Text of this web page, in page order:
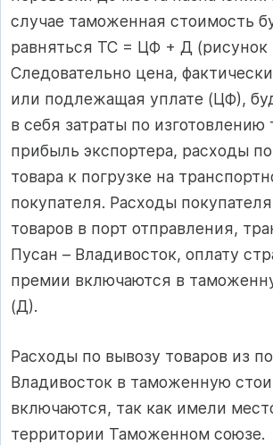
случае таможенная стоимость
равняться ТС = ЦФ + Д (рисунок
Следовательно цена,
или подлежащая уплате (ЦФ),
в себя затраты по изготовлению
прибыль экспортера, расходы
товара к погрузке на
покупателя. Расходы
товаров в порт отправления,
Пусан – Владивосток, оплату
премии включаются в
(Д).
Расходы по вывозу товаров из
Владивосток в таможенную
включаются, так как имели
территории Таможенном союзе.